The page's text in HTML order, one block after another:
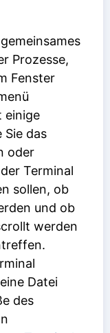
Prozesse,
Fenster
einige
Sie das
oder
Terminal
sollen, ob
und ob
werden
Datei
des